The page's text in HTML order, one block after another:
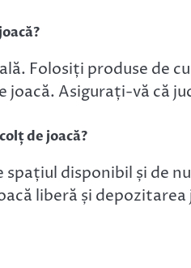
Folosiți produse de
joacă. Asigurați-vă că
de joacă?
spațiul disponibil și de
liberă și depozitarea